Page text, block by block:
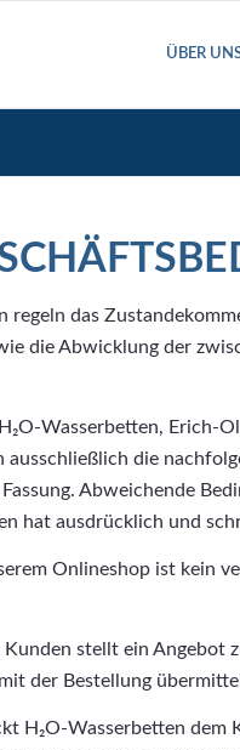
ÜBER
regeln das
die Abwicklung der
Wasserbetten, Erich-
die
Abweichende
hat ausdrücklich und
Onlineshop ist kein
Kunden stellt ein Angebot
der Bestellung
H₂O-Wasserbetten